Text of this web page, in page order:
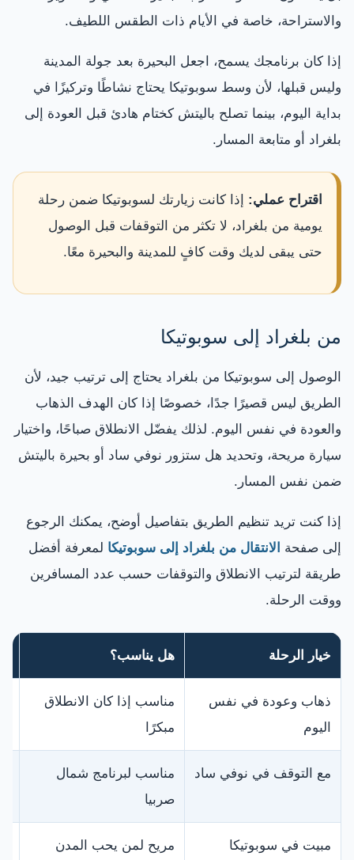
والاستراحة، خاصة في الأيام ذات الطقس اللطيف.
إذا كان برنامجك يسمح، اجعل البحيرة بعد جولة المدينة
وليس قبلها، لأن وسط سوبوتيكا يحتاج نشاطًا وتركيزًا في
بداية اليوم، بينما تصلح باليتش كختام هادئ قبل العودة إلى
بلغراد أو متابعة المسار.
اقتراح عملي: إذا كانت زيارتك لسوبوتيكا ضمن رحلة
يومية من بلغراد، لا تكثر من التوقفات قبل الوصول
حتى يبقى لديك وقت كافٍ للمدينة والبحيرة معًا.
من بلغراد إلى سوبوتيكا
الوصول إلى سوبوتيكا من بلغراد يحتاج إلى ترتيب جيد، لأن
الطريق ليس قصيرًا جدًا، خصوصًا إذا كان الهدف الذهاب
والعودة في نفس اليوم. لذلك يفضّل الانطلاق صباحًا، واختيار
سيارة مريحة، وتحديد هل ستزور نوفي ساد أو بحيرة باليتش
ضمن نفس المسار.
إذا كنت تريد تنظيم الطريق بتفاصيل أوضح، يمكنك الرجوع
إلى صفحة
الانتقال من بلغراد إلى سوبوتيكا لمعرفة أفضل
طريقة لترتيب الانطلاق والتوقفات حسب عدد المسافرين
ووقت الرحلة.
خيار الرحلة هل يناسب؟
ذهاب وعودة في نفس
اليوم
مناسب إذا كان الانطلاق
مبكرًا
مع التوقف في نوفي ساد
مناسب لبرنامج شمال
صربيا
مبيت في سوبوتيكا
مريح لمن يحب المدن